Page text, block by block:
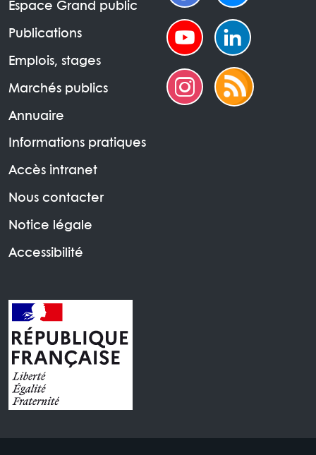
Espace Grand public
Publications
Emplois, stages
Marchés publics
Annuaire
Informations pratiques
Accès intranet
Nous contacter
Notice légale
Accessibilité